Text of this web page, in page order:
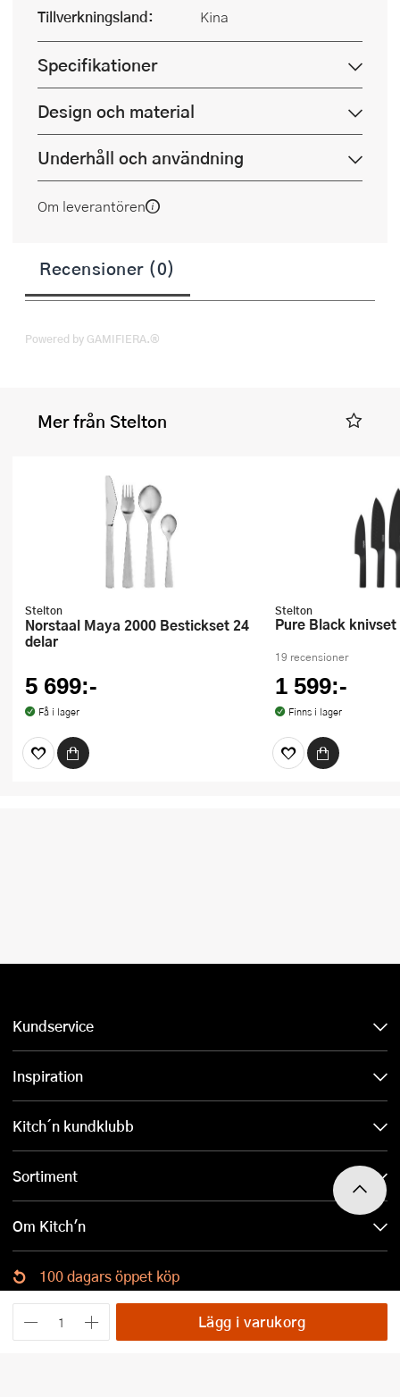
Lägg i varukorg
Tillverkningsland:
Kina
Specifikationer
Design och material
Underhåll och användning
Om leverantören
Recensioner (0)
Powered by GAMIFIERA.®
Mer från Stelton
Stelton
Norstaal Maya 2000 Bestickset 24
delar
5 699:-
Få i lager
Stelton
Pure Black
19 recensioner
1 599:-
Finns i lager
Kundservice
Inspiration
Kitch´n kundklubb
Sortiment
Om Kitch'n
100 dagars öppet köp
Ladda ned Kitch´n-appen